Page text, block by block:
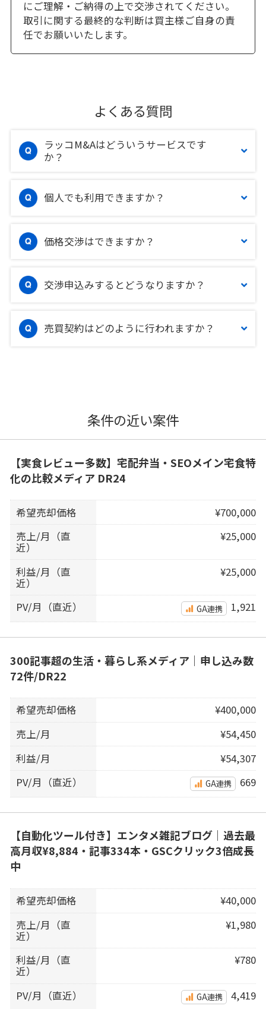
にご理解・ご納得の上で交渉されてください。
取引に関する最終的な判断は買主様ご自身の責
任でお願いいたします。
よくある質問
ラッコM&Aはどういうサービスです
か？
個人でも利用できますか？
価格交渉はできますか？
交渉申込みするとどうなりますか？
売買契約はどのように行われますか？
条件の近い案件
【実食レビュー多数】宅配弁当・SEOメイン宅食特
化の比較メディア DR24
希望売却価格
¥700,000
売上/月（直
近）
¥25,000
利益/月（直
近）
¥25,000
PV/月（直近） GA連携 1,921
300記事超の生活・暮らし系メディア｜申し込み数
72件/DR22
希望売却価格
¥400,000
売上/月
¥54,450
利益/月
¥54,307
PV/月（直近）
GA連携 669
【自動化ツール付き】エンタメ雑記ブログ｜過去最
高月収¥8,884・記事334本・GSCクリック3倍成長
中
希望売却価格
¥40,000
売上/月（直
近）
¥1,980
利益/月（直
近）
¥780
PV/月（直近） GA連携 4,419